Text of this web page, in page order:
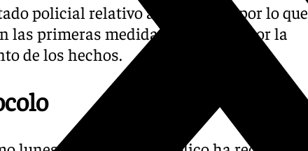
policial relativo a lo ocurrido por lo que
las primeras medidas adoptadas por la
de los hechos.